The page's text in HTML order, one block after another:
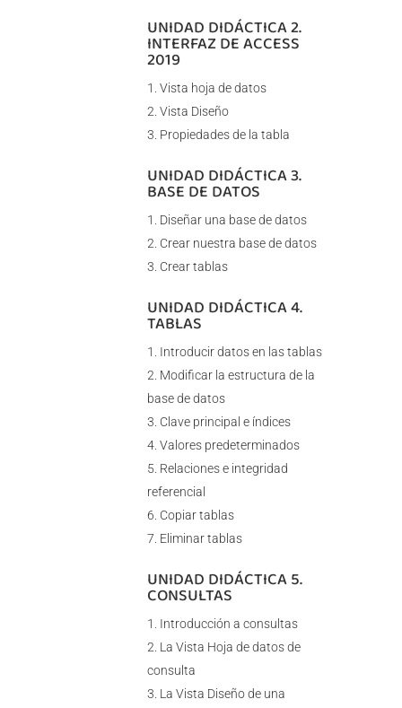
UNIDAD DIDÁCTICA 2.
INTERFAZ DE ACCESS
2019
Vista hoja de datos
Vista Diseño
Propiedades de la tabla
UNIDAD DIDÁCTICA 3.
BASE DE DATOS
Diseñar una base de datos
Crear nuestra base de datos
Crear tablas
UNIDAD DIDÁCTICA 4.
TABLAS
Introducir datos en las tablas
Modificar la estructura de la
base de datos
Clave principal e índices
Valores predeterminados
Relaciones e integridad
referencial
Copiar tablas
Eliminar tablas
UNIDAD DIDÁCTICA 5.
CONSULTAS
Introducción a consultas
La Vista Hoja de datos de
consulta
La Vista Diseño de una